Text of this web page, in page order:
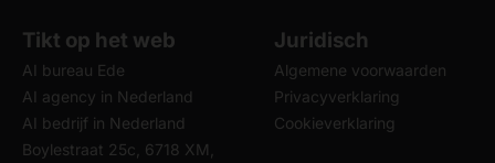
Tikt op het web
AI bureau Ede
AI agency in Nederland
AI bedrijf in Nederland
Boylestraat 25c, 6718 XM,
Juridisch
Algemene voorwaarden
Privacyverklaring
Cookieverklaring